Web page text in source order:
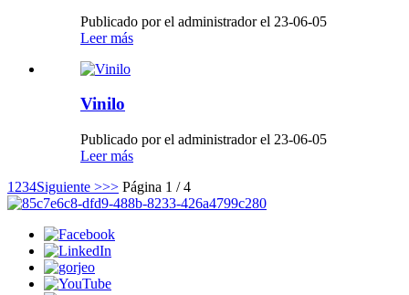
Publicado por el administrador el 23-06-05
Leer más
Vinilo
Publicado por el administrador el 23-06-05
Leer más
1 234Siguiente >>> Página 1 / 4